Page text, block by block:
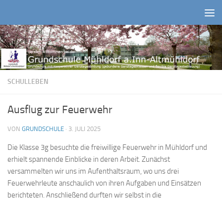
SCHULLEBEN
Ausflug zur Feuerwehr
VON GRUNDSCHULE · 3. JULI 2025
Die Klasse 3g besuchte die freiwillige Feuerwehr in Mühldorf und
erhielt spannende Einblicke in deren Arbeit. Zunächst
versammelten wir uns im Aufenthaltsraum, wo uns drei
Feuerwehrleute anschaulich von ihren Aufgaben und Einsätzen
berichteten. Anschließend durften wir selbst in die